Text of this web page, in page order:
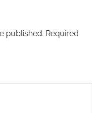
published. Required